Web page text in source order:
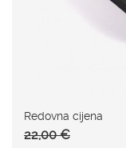
Redovna cijena
22,00 €